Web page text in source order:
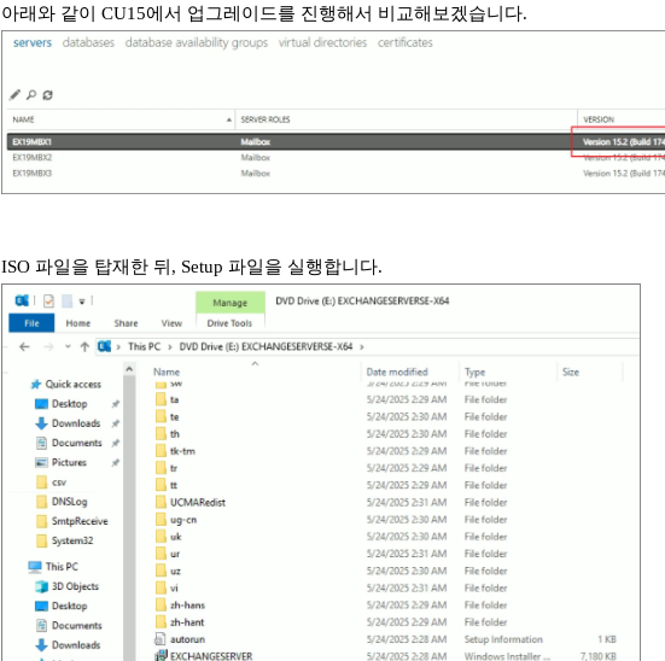
아래와 같이 CU15에서 업그레이드를 진행해서 비교해보겠습니다.
ISO 파일을 탑재한 뒤, Setup 파일을 실행합니다.